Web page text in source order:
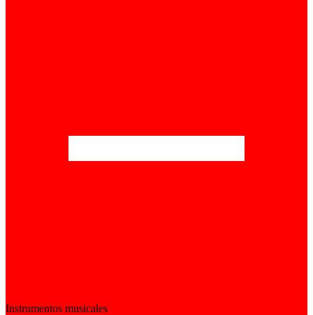
Instrumentos musicales